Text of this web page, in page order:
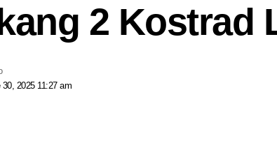
2 Kostrad
2025 11:27 am